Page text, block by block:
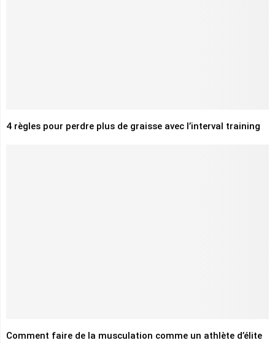
4 règles pour perdre plus de graisse avec l’interval training
Comment faire de la musculation comme un athlète d’élite